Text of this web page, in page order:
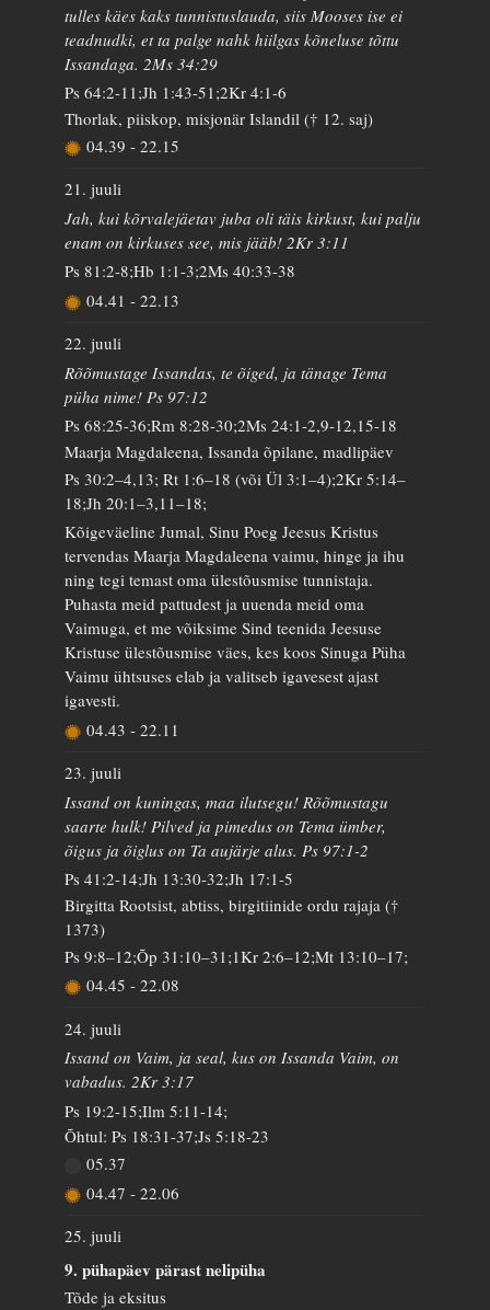
tulles käes kaks tunnistuslauda, siis Mooses ise ei
teadnudki, et ta palge nahk hiilgas kõneluse tõttu
Issandaga. 2Ms 34:29
Ps 64:2-11;Jh 1:43-51;2Kr 4:1-6
Thorlak, piiskop, misjonär Islandil († 12. saj)
04.39 - 22.15
21. juuli
Jah, kui kõrvalejäetav juba oli täis kirkust, kui palju
enam on kirkuses see, mis jääb! 2Kr 3:11
Ps 81:2-8;Hb 1:1-3;2Ms 40:33-38
04.41 - 22.13
22. juuli
Rõõmustage Issandas, te õiged, ja tänage Tema
püha nime! Ps 97:12
Ps 68:25-36;Rm 8:28-30;2Ms 24:1-2,9-12,15-18
Maarja Magdaleena, Issanda õpilane, madlipäev
Ps 30:2–4,13; Rt 1:6–18 (või Ül 3:1–4);2Kr 5:14–
18;Jh 20:1–3,11–18;
Kõigeväeline Jumal, Sinu Poeg Jeesus Kristus
tervendas Maarja Magdaleena vaimu, hinge ja ihu
ning tegi temast oma ülestõusmise tunnistaja.
Puhasta meid pattudest ja uuenda meid oma
Vaimuga, et me võiksime Sind teenida Jeesuse
Kristuse ülestõusmise väes, kes koos Sinuga Püha
Vaimu ühtsuses elab ja valitseb igavesest ajast
igavesti.
04.43 - 22.11
23. juuli
Issand on kuningas, maa ilutsegu! Rõõmustagu
saarte hulk! Pilved ja pimedus on Tema ümber,
õigus ja õiglus on Ta aujärje alus. Ps 97:1-2
Ps 41:2-14;Jh 13:30-32;Jh 17:1-5
Birgitta Rootsist, abtiss, birgitiinide ordu rajaja (†
1373)
Ps 9:8–12;Õp 31:10–31;1Kr 2:6–12;Mt 13:10–17;
04.45 - 22.08
24. juuli
Issand on Vaim, ja seal, kus on Issanda Vaim, on
vabadus. 2Kr 3:17
Ps 19:2-15;Ilm 5:11-14;
Õhtul: Ps 18:31-37;Js 5:18-23
05.37
04.47 - 22.06
25. juuli
9. pühapäev pärast nelipüha
Tõde ja eksitus